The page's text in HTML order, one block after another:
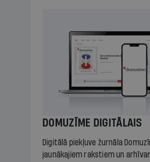
DOMUZĪME DIGITĀLAIS
Digitālā piekļuve žurnāla
jaunākajiem rakstiem un